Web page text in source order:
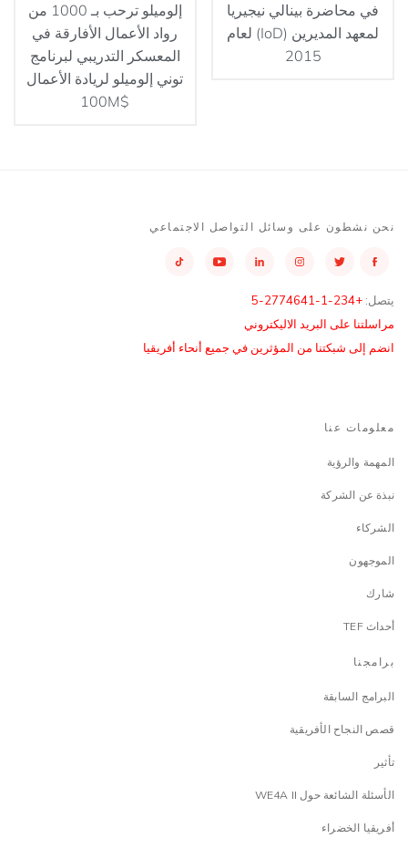
إلوميلو ترحب بـ 1000 من
رواد الأعمال الأفارقة في
المعسكر التدريبي لبرنامج
توني إلوميلو لريادة الأعمال
$100M
في محاضرة بينالي نيجيريا
لمعهد المديرين (IoD) لعام
2015
نحن نشطون على وسائل التواصل الاجتماعي
يتصل: +234-1-2774641-5
مراسلتنا على البريد الاليكتروني
انضم إلى شبكتنا من المؤثرين في جميع أنحاء أفريقيا
معلومات عنا
المهمة والرؤية
نبذة عن الشركة
الشركاء
الموجهون
شارك
أحداث TEF
برامجنا
البرامج السابقة
قصص النجاح الأفريقية
تأثير
الأسئلة الشائعة حول WE4A II
أفريقيا الخضراء